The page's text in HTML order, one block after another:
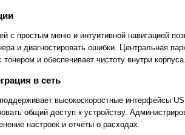
с простым меню и интуитивной навигацией
и диагностировать ошибки. Центральная
тонером и обеспечивает чистоту внутри корпуса.
в сеть
высокоскоростные интерфейсы
общий доступ к устройству.
настроек и отчёты о расходах.